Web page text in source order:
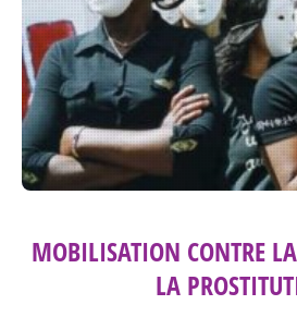
MOBILISATION CONTRE
LA